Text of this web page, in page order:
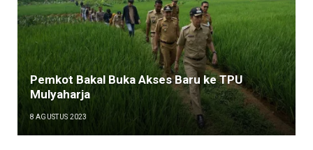
Pemkot Bakal Buka Akses Baru ke TPU
Mulyaharja
8 AGUSTUS 2023